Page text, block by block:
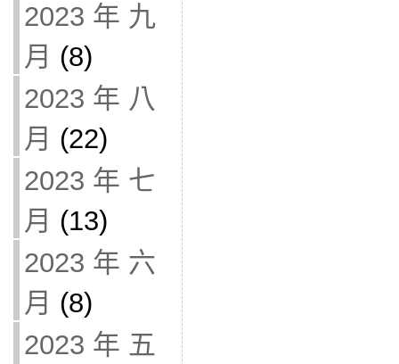
2023 年 九
月 (8)
2023 年 八
月 (22)
2023 年 七
月 (13)
2023 年 六
月 (8)
2023 年 五